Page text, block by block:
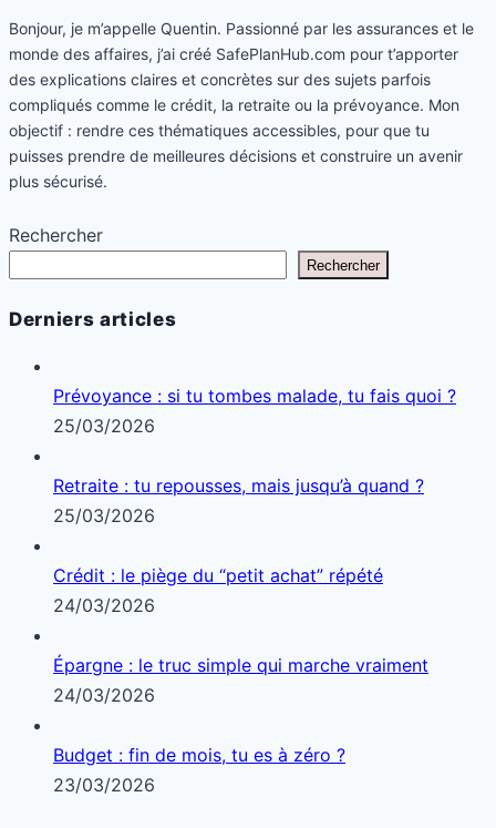
Bonjour, je m’appelle Quentin. Passionné par les assurances et le
monde des affaires, j’ai créé SafePlanHub.com pour t’apporter
des explications claires et concrètes sur des sujets parfois
compliqués comme le crédit, la retraite ou la prévoyance. Mon
objectif : rendre ces thématiques accessibles, pour que tu
puisses prendre de meilleures décisions et construire un avenir
plus sécurisé.
Rechercher
Rechercher
Derniers articles
Prévoyance : si tu tombes malade, tu fais quoi ?
25/03/2026
Retraite : tu repousses, mais jusqu’à quand ?
25/03/2026
Crédit : le piège du “petit achat” répété
24/03/2026
Épargne : le truc simple qui marche vraiment
24/03/2026
Budget : fin de mois, tu es à zéro ?
23/03/2026